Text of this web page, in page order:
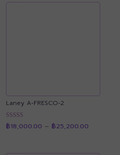
Laney A-FRESCO-2
ให้คะแนน
4.90
฿18,000.00 – ฿25,200.00range: